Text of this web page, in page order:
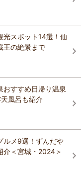
光スポット14選！仙
王の絶景まで
おすすめ日帰り温泉
風呂も紹介
ルメ9選！ずんだや
介＜宮城・2024＞